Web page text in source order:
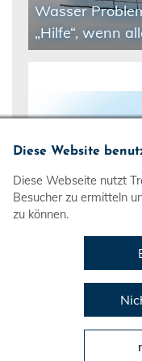
Wasser
„Hilfe“, wenn
Ich sage
Diese Website
Diese Webseite nutzt
Besucher zu ermitteln
zu können.